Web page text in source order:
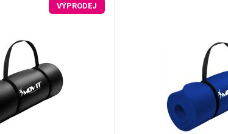
VÝPRODEJ